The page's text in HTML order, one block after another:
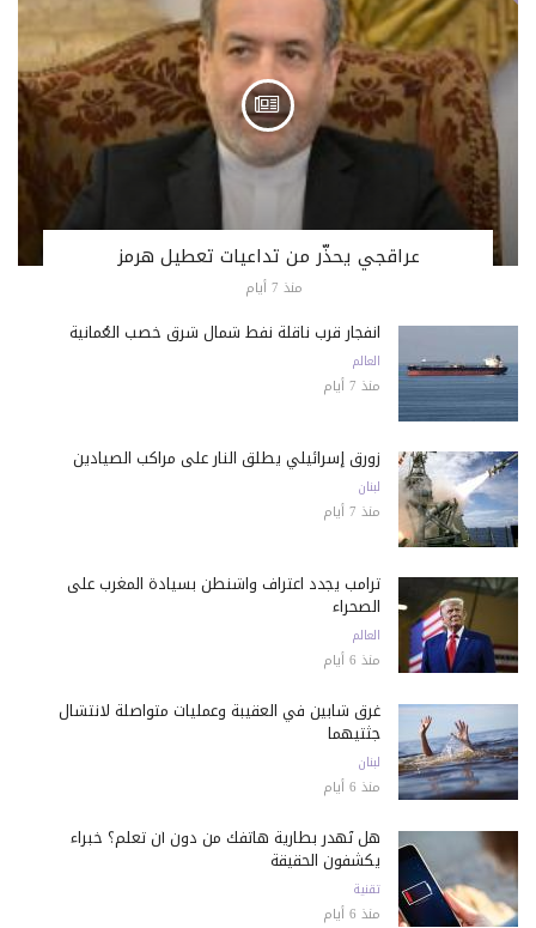
عراقجي يحذّر من تداعيات تعطيل هرمز
منذ 7 أيام
انفجار قرب ناقلة نفط شمال شرق خصب العُمانية
العالم
منذ 7 أيام
زورق إسرائيلي يطلق النار على مراكب الصيادين
لبنان
منذ 7 أيام
ترامب يجدد اعتراف واشنطن بسيادة المغرب على
الصحراء
العالم
منذ 6 أيام
غرق شابين في العقيبة وعمليات متواصلة لانتشال
جثتيهما
لبنان
منذ 6 أيام
هل تُهدر بطارية هاتفك من دون أن تعلم؟ خبراء
يكشفون الحقيقة
تقنية
منذ 6 أيام